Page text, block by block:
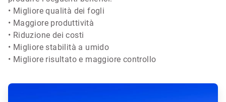
• Migliore qualità dei fogli
• Maggiore produttività
• Riduzione dei costi
• Migliore stabilità a umido
• Migliore risultato e maggiore controllo